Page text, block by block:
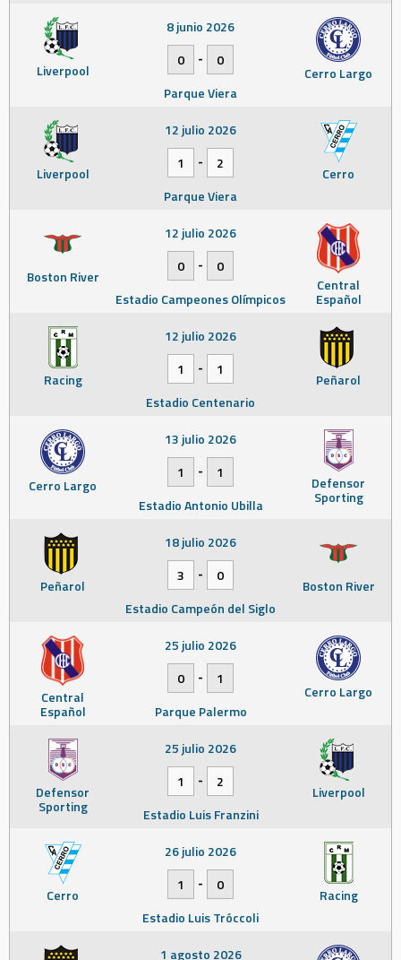
Liverpool Cerro Largo
8 junio 2026
0
-
0
Parque Viera
Liverpool Cerro
12 julio 2026
1
-
2
Parque Viera
Boston River Central
Español
12 julio 2026
0
-
0
Estadio Campeones Olímpicos
Racing Peñarol
12 julio 2026
1
-
1
Estadio Centenario
Cerro Largo Defensor
Sporting
13 julio 2026
1
-
1
Estadio Antonio Ubilla
Peñarol Boston River
18 julio 2026
3
-
0
Estadio Campeón del Siglo
Central
Español
Cerro Largo
25 julio 2026
0
-
1
Parque Palermo
Defensor
Sporting
Liverpool
25 julio 2026
1
-
2
Estadio Luis Franzini
Cerro Racing
26 julio 2026
1
-
0
Estadio Luis Tróccoli
1 agosto 2026